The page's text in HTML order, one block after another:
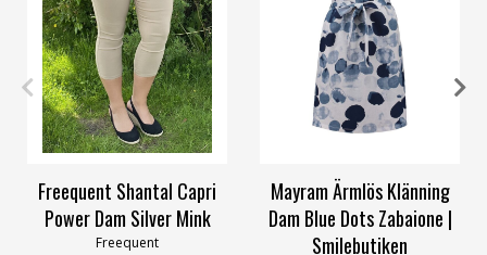
XS S M L XL 3XL
Freequent Shantal Capri
Power Dam Silver Mink
Freequent
XS
Mayram Ärmlös Klänning
Dam Blue Dots Zabaione |
Smilebutiken